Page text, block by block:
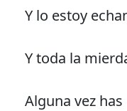
Y lo estoy
Y toda la
Alguna vez